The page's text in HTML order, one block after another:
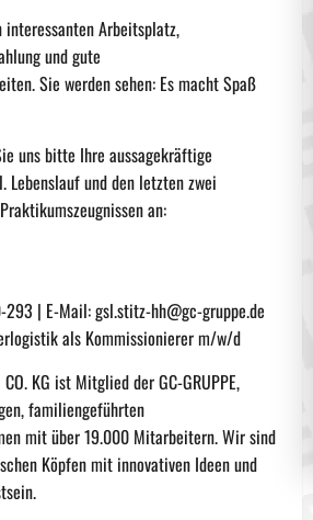
Arbeitsplatz,
und gute
Sie werden sehen: Es macht Spaß
uns bitte Ihre aussagekräftige
Lebenslauf und den letzten zwei
an:
| E-Mail: gsl.stitz-hh@gc-gruppe.de
als Kommissionierer m/w/d
CO. KG ist Mitglied der GC-GRUPPE,
familiengeführten
mit über 19.000 Mitarbeitern. Wir sind
Köpfen mit innovativen Ideen und